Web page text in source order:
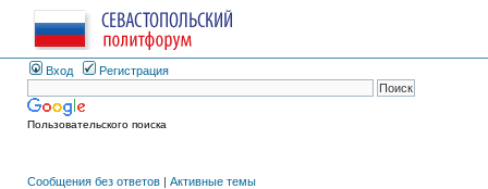
Вход Регистрация
Пользовательского поиска
Сообщения без ответов | Активные темы